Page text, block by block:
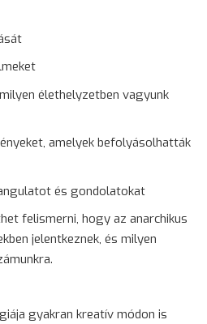
élethelyzetben vagyunk
amelyek befolyásolhatták
és gondolatokat
felismerni, hogy az anarchikus
jelentkeznek, és milyen
gyakran kreatív módon is